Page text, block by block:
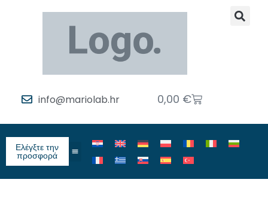
info@mariolab.hr 0,00 €
Ελέγξτε την
προσφορά